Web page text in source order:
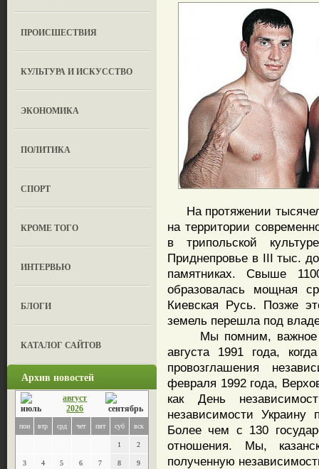
ПРОИСШЕСТВИЯ
КУЛЬТУРА И ИСКУССТВО
ЭКОНОМИКА
ПОЛИТИКА
СПОРТ
КРОМЕ ТОГО
ИНТЕРВЬЮ
БЛОГИ
КАТАЛОГ САЙТОВ
Архив новостей
август
2026
пон втр срд чет пят суб вск
1 2
3 4 5 6 7 8 9
На протяжении
на территории
в трипольской
Приднепровье в III тыс.
памятниках. Свыше
образовалась мощная
Киевская Русь. Позже
земель перешла под
Мы помним, важное
августа 1991 года,
провозглашения
февраля 1992 года,
как День
независимости Украину
Более чем с 130
отношения. Мы,
полученную